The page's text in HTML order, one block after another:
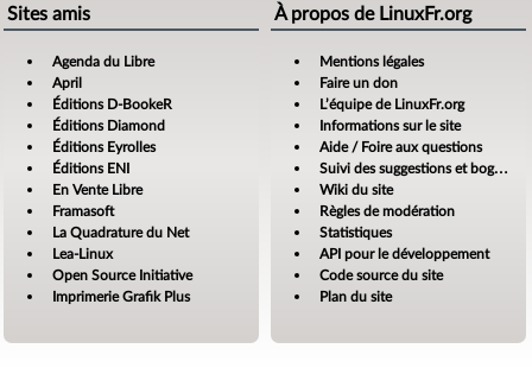
Sites amis
Agenda du Libre
April
Éditions D-BookeR
Éditions Diamond
Éditions Eyrolles
Éditions ENI
En Vente Libre
Framasoft
La Quadrature du Net
Lea-Linux
Open Source Initiative
Imprimerie Grafik Plus
À propos de LinuxFr.org
Mentions légales
Faire un don
L’équipe de LinuxFr.org
Informations sur le site
Aide / Foire aux questions
Suivi des suggestions et bogues
Wiki du site
Règles de modération
Statistiques
API pour le développement
Code source du site
Plan du site